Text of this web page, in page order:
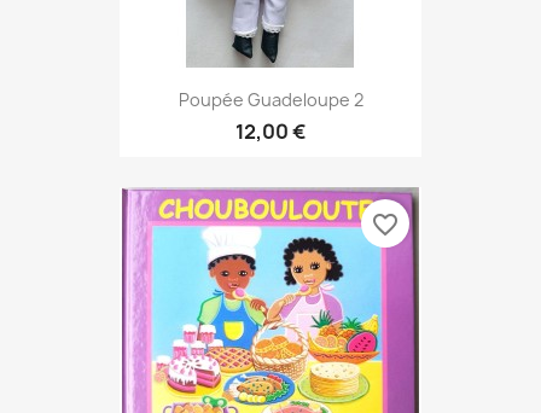
Poupée Guadeloupe 2
12,00 €
favorite_border